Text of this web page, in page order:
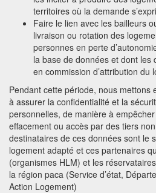
territoires où la demande
Faire le lien avec les bailleurs
livraison ou rotation des
personnes en perte
la base de données et dont les
en commission d’attribution du
Pendant cette période, nous mettons
à assurer la confidentialité et la
personnelles, de manière à
effacement ou accès par des tiers
destinataires de ces données sont le
logement adapté et ces partenaires
(organismes HLM) et les
la région paca (Service d’état,
Action Logement)